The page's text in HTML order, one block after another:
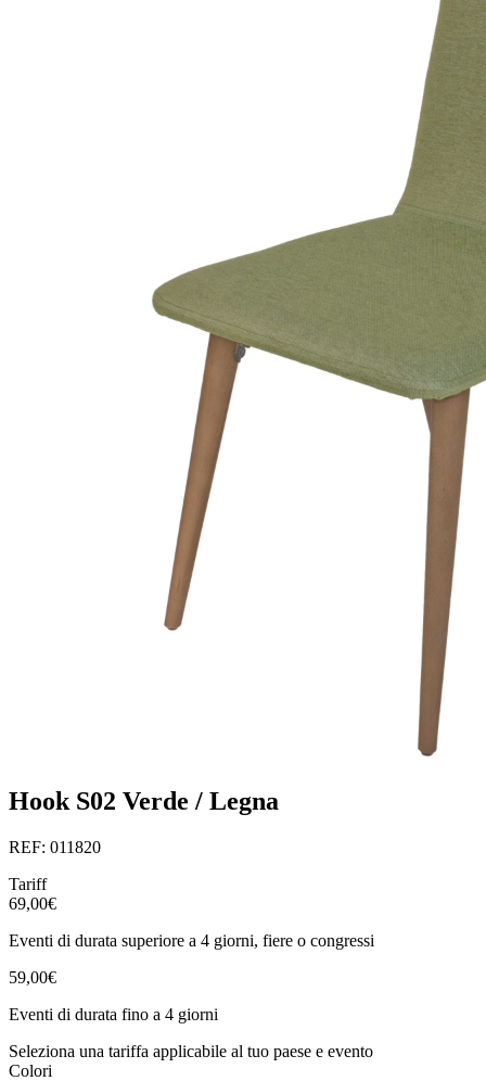
Hook S02 Verde / Legna
REF: 011820
Tariff
69,00€
Eventi di durata superiore a 4 giorni, fiere o congressi
59,00€
Eventi di durata fino a 4 giorni
Seleziona una tariffa applicabile al tuo paese e evento
Colori